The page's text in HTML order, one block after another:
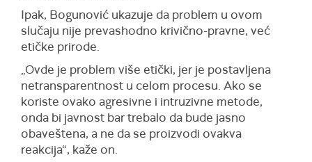
Ipak, Bogunović ukazuje da problem u ovom
slučaju nije prevashodno krivično-pravne, već
etičke prirode.
„Ovde je problem više etički, jer je postavljena
netransparentnost u celom procesu. Ako se
koriste ovako agresivne i intruzivne metode,
onda bi javnost bar trebalo da bude jasno
obaveštena, a ne da se proizvodi ovakva
reakcija“, kaže on.